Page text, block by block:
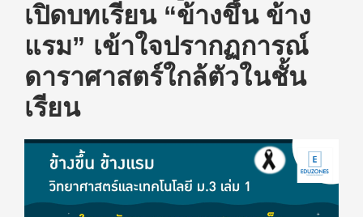
เปิดบทเรียน “ข้างขึ้น ข้าง
แรม” เข้าใจปรากฏการณ์
ดาราศาสตร์ใกล้ตัวในชั้น
เรียน